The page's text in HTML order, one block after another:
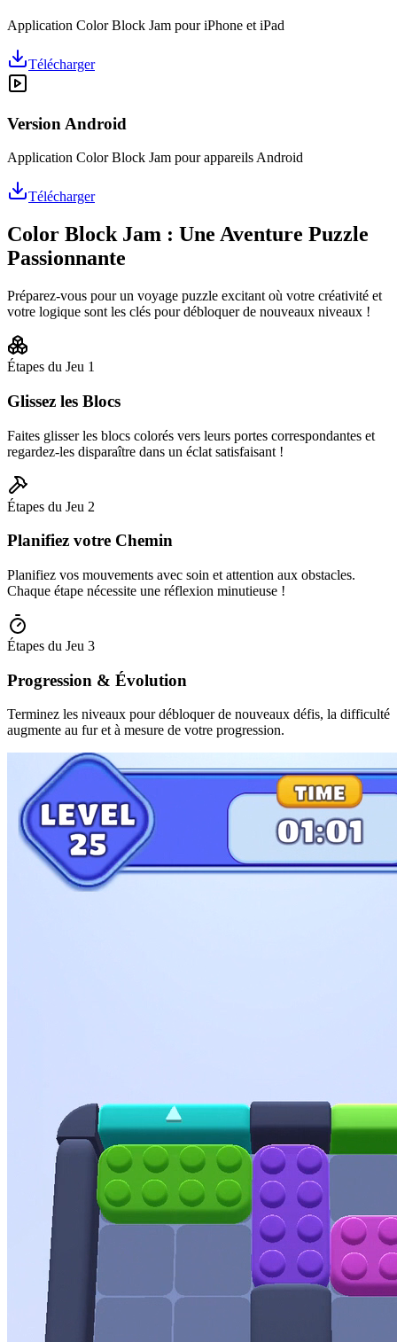
Application Color Block Jam pour iPhone et iPad
Télécharger
Version Android
Application Color Block Jam pour appareils Android
Télécharger
Color Block Jam : Une Aventure Puzzle
Passionnante
Préparez-vous pour un voyage puzzle excitant où votre créativité et
votre logique sont les clés pour débloquer de nouveaux niveaux !
Étapes du Jeu 1
Glissez les Blocs
Faites glisser les blocs colorés vers leurs portes correspondantes et
regardez-les disparaître dans un éclat satisfaisant !
Étapes du Jeu 2
Planifiez votre Chemin
Planifiez vos mouvements avec soin et attention aux obstacles.
Chaque étape nécessite une réflexion minutieuse !
Étapes du Jeu 3
Progression & Évolution
Terminez les niveaux pour débloquer de nouveaux défis, la difficulté
augmente au fur et à mesure de votre progression.